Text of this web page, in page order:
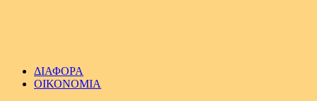
ΔΙΑΦΟΡΑ
ΟΙΚΟΝΟΜΙΑ